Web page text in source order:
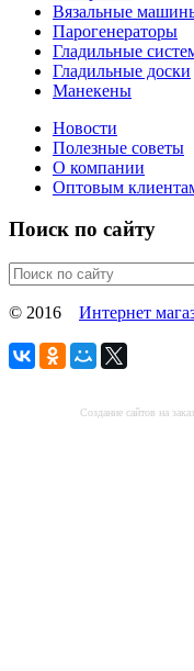
Вязальные
Парогенераторы
Гладильные
Гладильные доски
Манекены
Новости
Полезные советы
О компании
Оптовым
Поиск по сайту
© 2016 Интернет
Создание сайтов на заказ